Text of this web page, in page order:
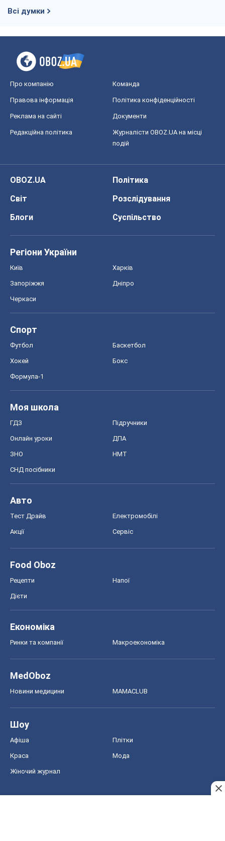
Всі думки
Про компанію Команда
Правова інформація Політика конфіденційності
Реклама на сайті Документи
Редакційна політика
Журналісти OBOZ.UA на місці
подій
OBOZ.UA
Політика
Світ
Розслідування
Блоги
Суспільство
Регіони України
Київ Харків
Запоріжжя Дніпро
Черкаси
Спорт
Футбол Баскетбол
Хокей Бокс
Формула-1
Моя школа
ГДЗ Підручники
Онлайн уроки ДПА
ЗНО НМТ
СНД посібники
Авто
Тест Драйв Електромобілі
Акції Сервіс
Food Oboz
Рецепти Напої
Дієти
Економіка
Ринки та компанії Макроекономіка
MedOboz
Новини медицини MAMACLUB
Шоу
Афіша Плітки
Краса Мода
Жіночий журнал